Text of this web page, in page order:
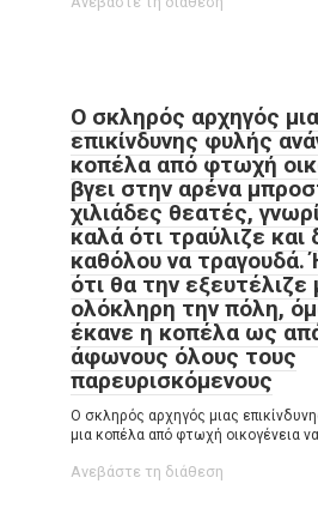
Ο σκληρός αρχηγός
επικίνδυνης φυλής
κοπέλα από φτωχή
βγει στην αρένα
χιλιάδες θεατές,
καλά ότι τραύλιζε και
καθόλου να τραγουδά.
ότι θα την
ολόκληρη την πόλη,
έκανε η κοπέλα ως
άφωνους όλους τους
παρευρισκόμενους
Ο σκληρός αρχηγός μιας
μια κοπέλα από φτωχή οικογένεια
Ανεβάστε τη διάθεση